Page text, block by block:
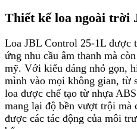
Thiết kế loa ngoài trời
Loa JBL Control 25-1L được
ứng nhu cầu âm thanh mà
mỹ. Với kiểu dáng nhỏ gọn,
mình vào mọi không gian, từ
loa được chế tạo từ nhựa
mang lại độ bền vượt trội mà
được các tác động của môi